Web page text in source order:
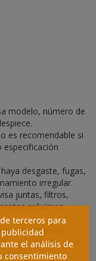
modelo, número de
es recomendable si
desgaste, fugas,
irregular.
juntas, filtros,
próximos
JCB y Manitou
o número de serie.
terceros para
el análisis de
consentimiento